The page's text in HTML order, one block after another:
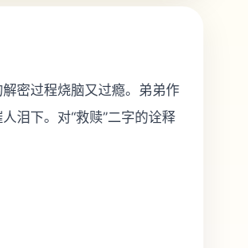
密过程烧脑又过瘾。弟弟作
泪下。对“救赎”二字的诠释